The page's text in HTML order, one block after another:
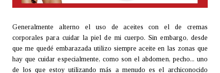
Generalmente alterno el uso de aceites con el de cremas
corporales para cuidar la piel de mi cuerpo. Sin embargo, desde
que me quedé embarazada utilizo siempre aceite en las zonas que
hay que cuidar especialmente, como son el abdomen, pecho... uno
de los que estoy utilizando más a menudo es el archiconocido